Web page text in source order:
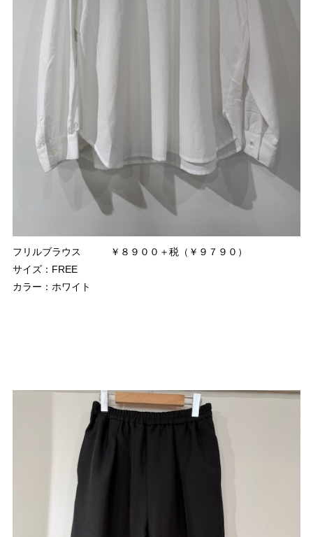
フリルブラウス ￥８９００＋税（￥９７９０）
サイズ：FREE
カラー：ホワイト